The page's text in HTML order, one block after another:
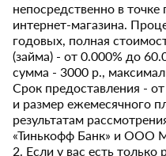
непосредственно в
интернет-магазина.
годовых, полная
(займа) - от 0.000% до
сумма - 3000 р.,
Срок предоставления -
и размер ежемесячного
результатам
«Тинькофф Банк» и ООО
2. Если у вас есть только